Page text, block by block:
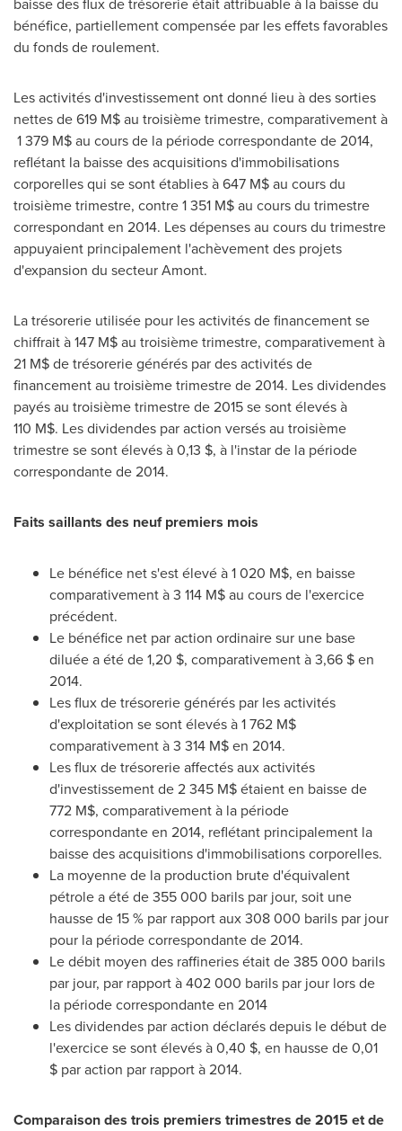
bénéfice, partiellement compensée par les effets favorables
du fonds de roulement.
Les activités d'investissement ont donné lieu à des sorties
nettes de 619 M$ au troisième trimestre, comparativement à
1 379 M$ au cours de la période correspondante de 2014,
reflétant la baisse des acquisitions d'immobilisations
corporelles qui se sont établies à 647 M$ au cours du
troisième trimestre, contre 1 351 M$ au cours du trimestre
correspondant en 2014. Les dépenses au cours du trimestre
appuyaient principalement l'achèvement des projets
d'expansion du secteur Amont.
La trésorerie utilisée pour les activités de financement se
chiffrait à 147 M$ au troisième trimestre, comparativement à
21 M$ de trésorerie générés par des activités de
financement au troisième trimestre de 2014. Les dividendes
payés au troisième trimestre de 2015 se sont élevés à
110 M$. Les dividendes par action versés au troisième
trimestre se sont élevés à 0,13 $, à l'instar de la période
correspondante de 2014.
Faits saillants des neuf premiers mois
Le bénéfice net s'est élevé à 1 020 M$, en baisse
comparativement à 3 114 M$ au cours de l'exercice
précédent.
Le bénéfice net par action ordinaire sur une base
diluée a été de 1,20 $, comparativement à 3,66 $ en
2014.
Les flux de trésorerie générés par les activités
d'exploitation se sont élevés à 1 762 M$
comparativement à 3 314 M$ en 2014.
Les flux de trésorerie affectés aux activités
d'investissement de 2 345 M$ étaient en baisse de
772 M$, comparativement à la période
correspondante en 2014, reflétant principalement la
baisse des acquisitions d'immobilisations corporelles.
La moyenne de la production brute d'équivalent
pétrole a été de 355 000 barils par jour, soit une
hausse de 15 % par rapport aux 308 000 barils par jour
pour la période correspondante de 2014.
Le débit moyen des raffineries était de 385 000 barils
par jour, par rapport à 402 000 barils par jour lors de
la période correspondante en 2014
Les dividendes par action déclarés depuis le début de
l'exercice se sont élevés à 0,40 $, en hausse de 0,01
$ par action par rapport à 2014.
Comparaison des trois premiers trimestres de2015 etde